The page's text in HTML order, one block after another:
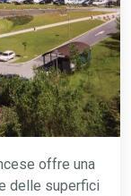
offre una
delle superfici